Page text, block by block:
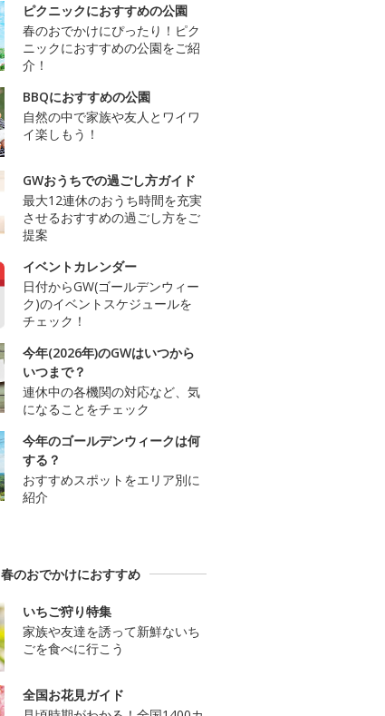
ピクニックにおすすめの公園
春のおでかけにぴったり！ピク
ニックにおすすめの公園をご紹
介！
BBQにおすすめの公園
自然の中で家族や友人とワイワ
イ楽しもう！
GWおうちでの過ごし方ガイド
最大12連休のおうち時間を充実
させるおすすめの過ごし方をご
提案
イベントカレンダー
日付からGW(ゴールデンウィー
ク)のイベントスケジュールを
チェック！
今年(2026年)のGWはいつから
いつまで？
連休中の各機関の対応など、気
になることをチェック
今年のゴールデンウィークは何
する？
おすすめスポットをエリア別に
紹介
春のおでかけにおすすめ
いちご狩り特集
家族や友達を誘って新鮮ないち
ごを食べに行こう
全国お花見ガイド